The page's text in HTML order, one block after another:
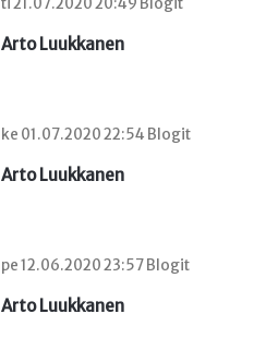
Arto Luukkanen
ke 01.07.2020 22:54 Blogit
Arto Luukkanen
pe 12.06.2020 23:57 Blogit
Arto Luukkanen